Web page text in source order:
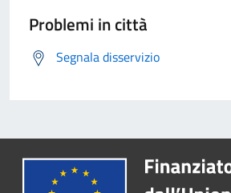
Problemi in città
Segnala disservizio